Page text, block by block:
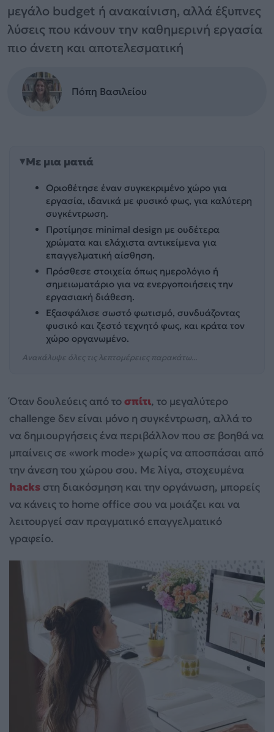
μεγάλο budget ή ανακαίνιση, αλλά έξυπνες
λύσεις που κάνουν την καθημερινή εργασία
πιο άνετη και αποτελεσματική
Πόπη Βασιλείου
Με μια ματιά
Οριοθέτησε έναν συγκεκριμένο χώρο για
εργασία, ιδανικά με φυσικό φως, για καλύτερη
συγκέντρωση.
Προτίμησε minimal design με ουδέτερα
χρώματα και ελάχιστα αντικείμενα για
επαγγελματική αίσθηση.
Πρόσθεσε στοιχεία όπως ημερολόγιο ή
σημειωματάριο για να ενεργοποιήσεις την
εργασιακή διάθεση.
Εξασφάλισε σωστό φωτισμό, συνδυάζοντας
φυσικό και ζεστό τεχνητό φως, και κράτα τον
χώρο οργανωμένο.
Ανακάλυψε όλες τις λεπτομέρειες παρακάτω...
Όταν δουλεύεις από τοσπίτι, το μεγαλύτερο
challenge δεν είναι μόνο η συγκέντρωση, αλλά το
να δημιουργήσεις ένα περιβάλλον που σε βοηθά να
μπαίνεις σε «work mode» χωρίς να αποσπάσαι από
την άνεση του χώρου σου. Με λίγα, στοχευμένα
hacks στη διακόσμηση και την οργάνωση, μπορείς
να κάνεις το home office σου να μοιάζει και να
λειτουργεί σαν πραγματικό επαγγελματικό
γραφείο.